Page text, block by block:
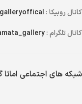
کانال روبیکا :
کانال تلگرام :
شبکه های اجتماعی اماتا